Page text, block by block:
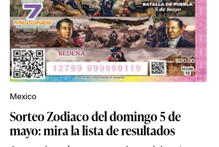
Sorteo Zodiaco del domingo 5 de
mayo: mira la lista de resultados
Mexico